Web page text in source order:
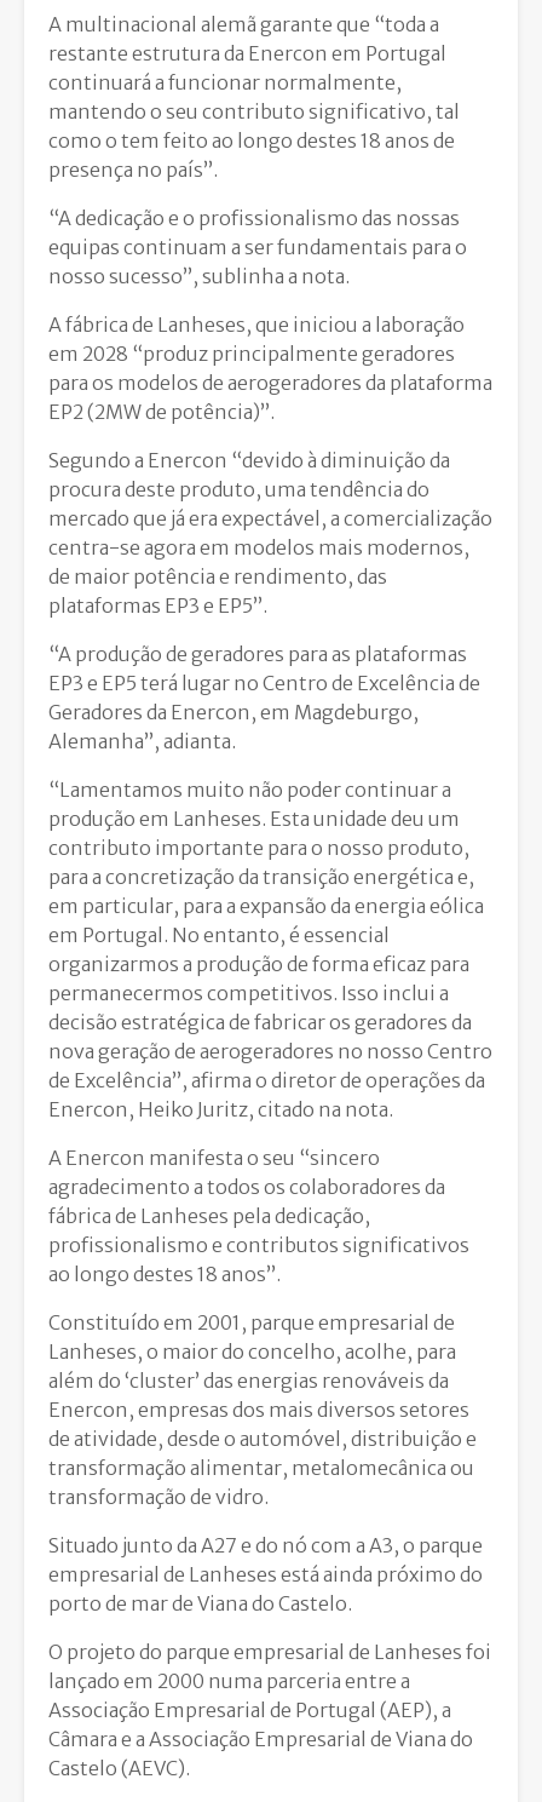
A multinacional alemã garante que “toda a
restante estrutura da Enercon em Portugal
continuará a funcionar normalmente,
mantendo o seu contributo significativo, tal
como o tem feito ao longo destes 18 anos de
presença no país”.
“A dedicação e o profissionalismo das nossas
equipas continuam a ser fundamentais para o
nosso sucesso”, sublinha a nota.
A fábrica de Lanheses, que iniciou a laboração
em 2028 “produz principalmente geradores
para os modelos de aerogeradores da plataforma
EP2 (2MW de potência)”.
Segundo a Enercon “devido à diminuição da
procura deste produto, uma tendência do
mercado que já era expectável, a comercialização
centra-se agora em modelos mais modernos,
de maior potência e rendimento, das
plataformas EP3 e EP5”.
“A produção de geradores para as plataformas
EP3 e EP5 terá lugar no Centro de Excelência de
Geradores da Enercon, em Magdeburgo,
Alemanha”, adianta.
“Lamentamos muito não poder continuar a
produção em Lanheses. Esta unidade deu um
contributo importante para o nosso produto,
para a concretização da transição energética e,
em particular, para a expansão da energia eólica
em Portugal. No entanto, é essencial
organizarmos a produção de forma eficaz para
permanecermos competitivos. Isso inclui a
decisão estratégica de fabricar os geradores da
nova geração de aerogeradores no nosso Centro
de Excelência”, afirma o diretor de operações da
Enercon, Heiko Juritz, citado na nota.
A Enercon manifesta o seu “sincero
agradecimento a todos os colaboradores da
fábrica de Lanheses pela dedicação,
profissionalismo e contributos significativos
ao longo destes 18 anos”.
Constituído em 2001, parque empresarial de
Lanheses, o maior do concelho, acolhe, para
além do ‘cluster’ das energias renováveis da
Enercon, empresas dos mais diversos setores
de atividade, desde o automóvel, distribuição e
transformação alimentar, metalomecânica ou
transformação de vidro.
Situado junto da A27 e do nó com a A3, o parque
empresarial de Lanheses está ainda próximo do
porto de mar de Viana do Castelo.
O projeto do parque empresarial de Lanheses foi
lançado em 2000 numa parceria entre a
Associação Empresarial de Portugal (AEP), a
Câmara e a Associação Empresarial de Viana do
Castelo (AEVC).